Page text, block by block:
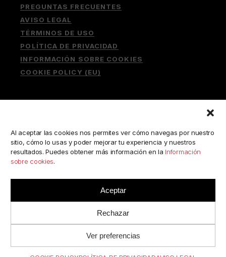
Al aceptar las cookies nos permites ver cómo navegas por nuestro
sitio, cómo lo usas y poder mejorar tu experiencia y nuestros
resultados. Puedes obtener más información en la Información
sobre cookies.
Aceptar
Rechazar
Ver preferencias
PREGUNTAS FRECUENTES
AVISO LEGAL
TÉRMINOS DE USO
POLÍTICA DE PRIVACIDAD
INFORMACIÓN SOBRE COOKIES
COOKIE POLICY (EU)
Buscar:
//CAMERABOOKSHOP
DERECHOS RESERVADOS.
.